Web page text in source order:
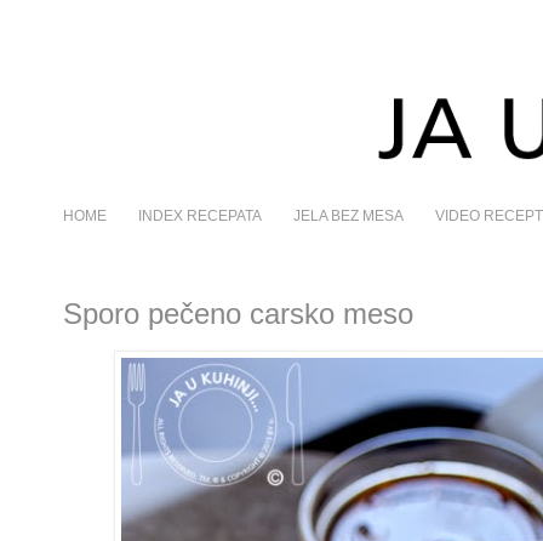
HOME INDEX RECEPATA JELA BEZ MESA VIDEO
Sporo pečeno carsko meso